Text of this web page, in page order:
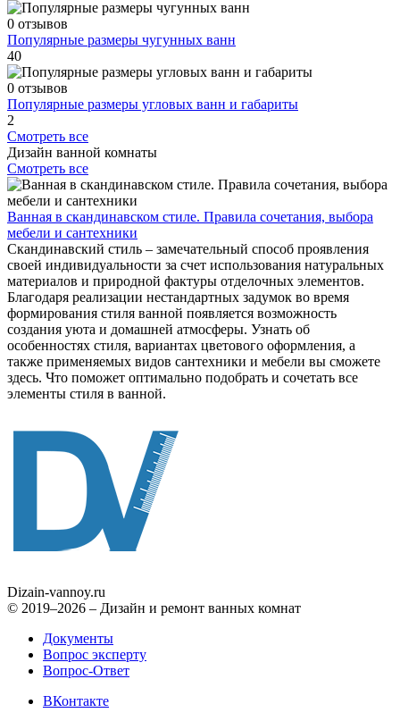
0 отзывов
Популярные размеры чугунных ванн
40
0 отзывов
Популярные размеры угловых ванн и габариты
2
Смотреть все
Дизайн ванной комнаты
Смотреть все
Ванная в скандинавском стиле. Правила сочетания, выбора
мебели и сантехники
Скандинавский стиль – замечательный способ проявления
своей индивидуальности за счет использования натуральных
материалов и природной фактуры отделочных элементов.
Благодаря реализации нестандартных задумок во время
формирования стиля ванной появляется возможность
создания уюта и домашней атмосферы. Узнать об
особенностях стиля, вариантах цветового оформления, а
также применяемых видов сантехники и мебели вы сможете
здесь. Что поможет оптимально подобрать и сочетать все
элементы стиля в ванной.
Dizain-vannoy.ru
© 2019–2026 – Дизайн и ремонт ванных комнат
Документы
Вопрос эксперту
Вопрос-Ответ
ВКонтакте